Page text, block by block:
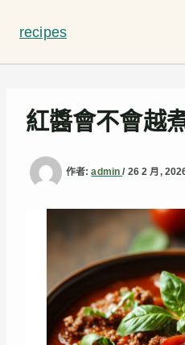
要
recipes
紅醬會不會越
作者:admin/ 26 2 月,